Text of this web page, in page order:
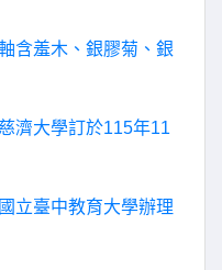
含羞木、銀膠菊、銀
濟大學訂於115年11
立臺中教育大學辦理